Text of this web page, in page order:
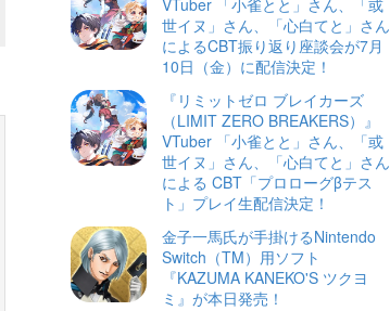
VTuber 「小雀とと」さん、「或
世イヌ」さん、「心白てと」さん
によるCBT振り返り座談会が7月
10日（金）に配信決定！
『リミットゼロ ブレイカーズ
（LIMIT ZERO BREAKERS）』
VTuber 「小雀とと」さん、「或
世イヌ」さん、「心白てと」さん
による CBT「プロローグβテス
ト」プレイ生配信決定！
金子一馬氏が手掛けるNintendo
Switch（TM）用ソフト
『KAZUMA KANEKO'S ツクヨ
ミ』が本日発売！